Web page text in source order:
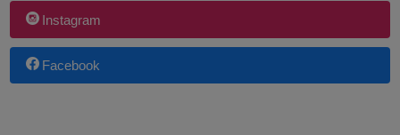
Instagram
Facebook